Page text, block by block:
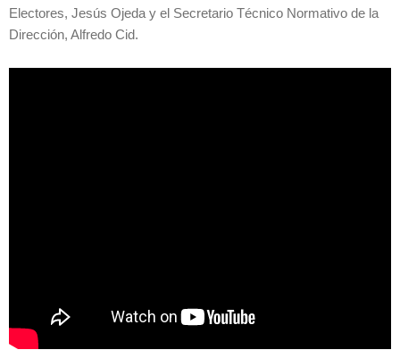
Electores, Jesús Ojeda y el Secretario Técnico Normativo de la
Dirección, Alfredo Cid.